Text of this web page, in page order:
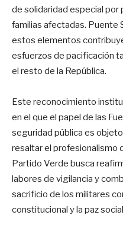
de solidaridad especial por
familias afectadas. Puente
estos elementos
esfuerzos de pacificación
el resto de la República.
Este reconocimiento
en el que el papel de las
seguridad pública es
resaltar el profesionalismo
Partido Verde busca
labores de vigilancia y
sacrificio de los militares
constitucional y la paz